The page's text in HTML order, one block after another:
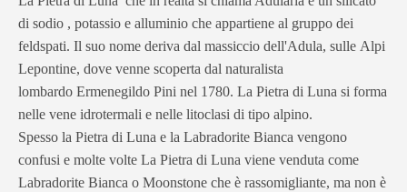
di sodio , potassio e alluminio che appartiene al gruppo dei
feldspati. Il suo nome deriva dal massiccio dell'Adula, sulle Alpi
Lepontine, dove venne scoperta dal naturalista
lombardo Ermenegildo Pini nel 1780. La Pietra di Luna si forma
nelle vene idrotermali e nelle litoclasi di tipo alpino.
Spesso la Pietra di Luna e la Labradorite Bianca vengono
confusi e molte volte La Pietra di Luna viene venduta come
Labradorite Bianca o Moonstone che è rassomigliante, ma non è